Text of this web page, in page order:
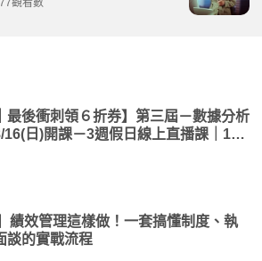
觀看數
最後衝刺領６折券】第三屆－數據分析
16(日)開課－3週假日線上直播課｜104
績效管理這樣做！一套搞懂制度、執
談的實戰流程